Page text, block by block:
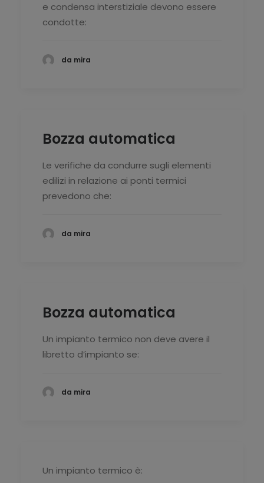
e condensa interstiziale devono essere
condotte:
da mira
Bozza automatica
Le verifiche da condurre sugli elementi
edilizi in relazione ai ponti termici
prevedono che:
da mira
Bozza automatica
Un impianto termico non deve avere il
libretto d’impianto se:
da mira
Un impianto termico è: